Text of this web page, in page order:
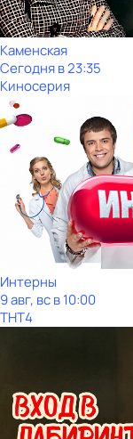
Каменская
Сегодня в 23:35
Киносерия
Интерны
9 авг, вс в 10:00
ТНТ4